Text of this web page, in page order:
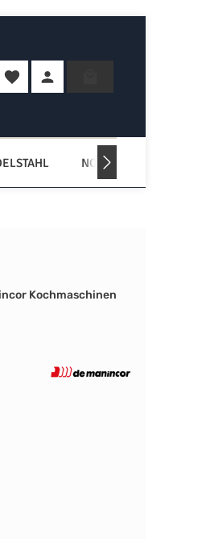
Du hast 0 Produkte auf dem Merkzettel
NORDISCHE KÜCHEN
Kochmaschinen